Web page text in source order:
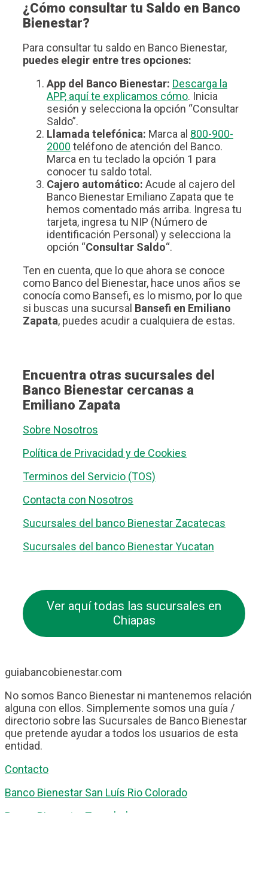
¿Cómo consultar tu Saldo en Banco
Bienestar?
Para consultar tu saldo en Banco Bienestar,
puedes elegir entre tres opciones:
App del Banco Bienestar: Descarga la
APP, aquí te explicamos cómo. Inicia
sesión y selecciona la opción “Consultar
Saldo”.
Llamada telefónica: Marca al 800-900-
2000 teléfono de atención del Banco.
Marca en tu teclado la opción 1 para
conocer tu saldo total.
Cajero automático: Acude al cajero del
Banco Bienestar Emiliano Zapata que te
hemos comentado más arriba. Ingresa tu
tarjeta, ingresa tu NIP (Número de
identificación Personal) y selecciona la
opción “Consultar Saldo“.
Ten en cuenta, que lo que ahora se conoce
como Banco del Bienestar, hace unos años se
conocía como Bansefi, es lo mismo, por lo que
si buscas una sucursal Bansefi en Emiliano
Zapata, puedes acudir a cualquiera de estas.
Encuentra otras sucursales del
Banco Bienestar cercanas a
Emiliano Zapata
Sobre Nosotros
Política de Privacidad y de Cookies
Terminos del Servicio (TOS)
Contacta con Nosotros
Sucursales del banco Bienestar Zacatecas
Sucursales del banco Bienestar Yucatan
Ver aquí todas las sucursales en
Chiapas
guiabancobienestar.com
No somos Banco Bienestar ni mantenemos relación
alguna con ellos. Simplemente somos una guía /
directorio sobre las Sucursales de Banco Bienestar
que pretende ayudar a todos los usuarios de esta
entidad.
Contacto
Banco Bienestar San Luís Rio Colorado
Banco Bienestar Tapachula